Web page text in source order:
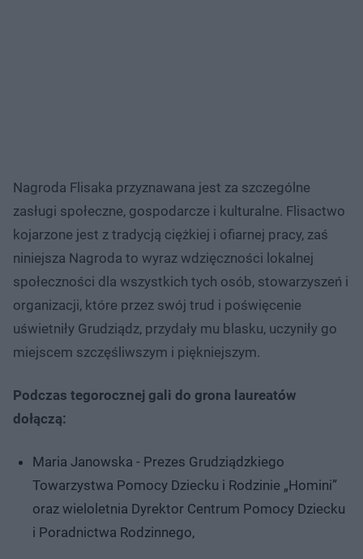
Nagroda Flisaka przyznawana jest za szczególne
zasługi społeczne, gospodarcze i kulturalne. Flisactwo
kojarzone jest z tradycją ciężkiej i ofiarnej pracy, zaś
niniejsza Nagroda to wyraz wdzięczności lokalnej
społeczności dla wszystkich tych osób, stowarzyszeń i
organizacji, które przez swój trud i poświęcenie
uświetniły Grudziądz, przydały mu blasku, uczyniły go
miejscem szczęśliwszym i piękniejszym.
Podczas tegorocznej gali do grona laureatów
dołączą:
Maria Janowska - Prezes Grudziądzkiego
Towarzystwa Pomocy Dziecku i Rodzinie „Homini”
oraz wieloletnia Dyrektor Centrum Pomocy Dziecku
i Poradnictwa Rodzinnego,